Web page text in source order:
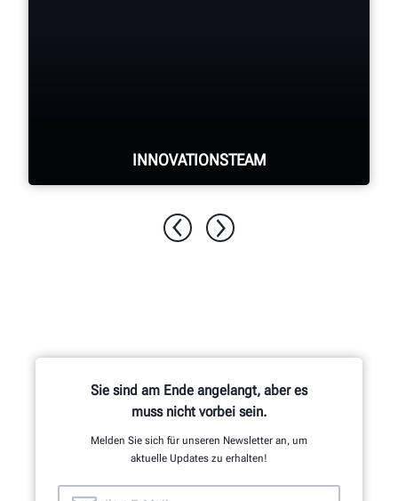
INNOVATIONSTEAM
Funktionen verantwortlich.
EINBLICKE
Sie sind am Ende angelangt, aber es
muss nicht vorbei sein.
Melden Sie sich für unseren Newsletter an, um
aktuelle Updates zu erhalten!